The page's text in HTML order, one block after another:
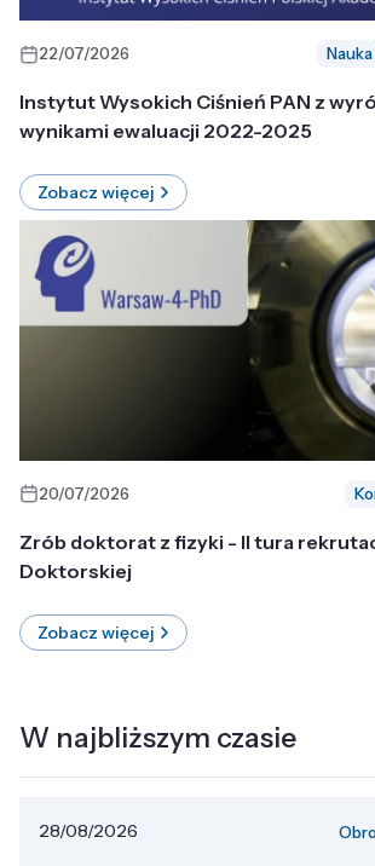
22/07/2026
Instytut Wysokich Ciśnień PAN z
wynikami ewaluacji 2022-2025
Zobacz więcej
20/07/2026
Zrób doktorat z fizyki - II tura
Doktorskiej
Zobacz więcej
W najbliższym czasie
28/08/2026